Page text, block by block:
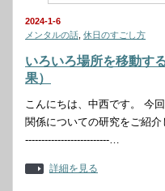
2024-1-6
メンタルの話 休日のすごし方
いろいろ場所を移動す
果）
こんにちは、中西です。 今
関係についての研究をご紹
--------------------------…
詳細を見る